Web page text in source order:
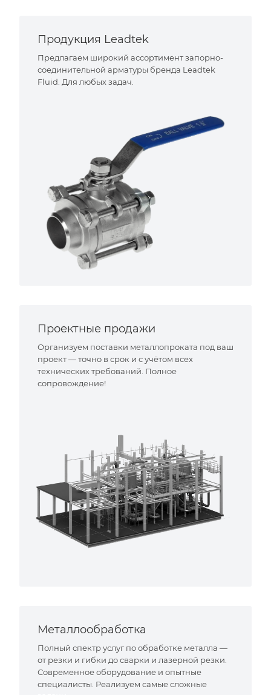
Продукция Leadtek
Предлагаем широкий ассортимент запорно-
соединительной арматуры бренда Leadtek
Fluid. Для любых задач.
Проектные продажи
Организуем поставки металлопроката под ваш
проект — точно в срок и с учётом всех
технических требований. Полное
сопровождение!
Металлообработка
Полный спектр услуг по обработке металла —
от резки и гибки до сварки и лазерной резки.
Современное оборудование и опытные
специалисты. Реализуем самые сложные